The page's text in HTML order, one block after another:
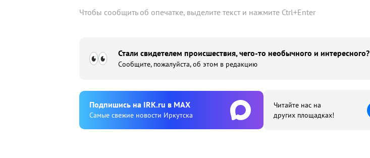
Чтобы сообщить об опечатке, выделите текст и нажмите Ctrl+Enter
Стали свидетелем происшествия, чего-то необычного и интересного?
Сообщите, пожалуйста, об этом в редакцию
Подпишиcь на IRK.ru в MAX
Cамые свежие новости Иркутска
Читайте нас на
других площадках!